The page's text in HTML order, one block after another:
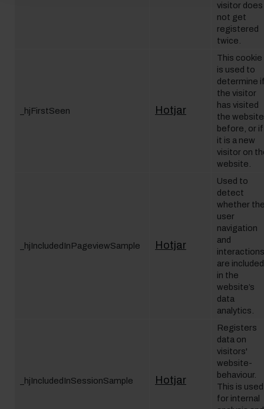
visitor does
not get
registered
twice.
_hjFirstSeen Hotjar
This cookie
is used to
determine
the visitor
has visited
the website
before, or if
it is a new
visitor on
website.
_hjIncludedInPageviewSample Hotjar
Used to
detect
whether
user
navigation
and
interactions
are included
in the
website’s
data
analytics.
_hjIncludedInSessionSample Hotjar
Registers
data on
visitors'
website-
behaviour.
This is used
for internal